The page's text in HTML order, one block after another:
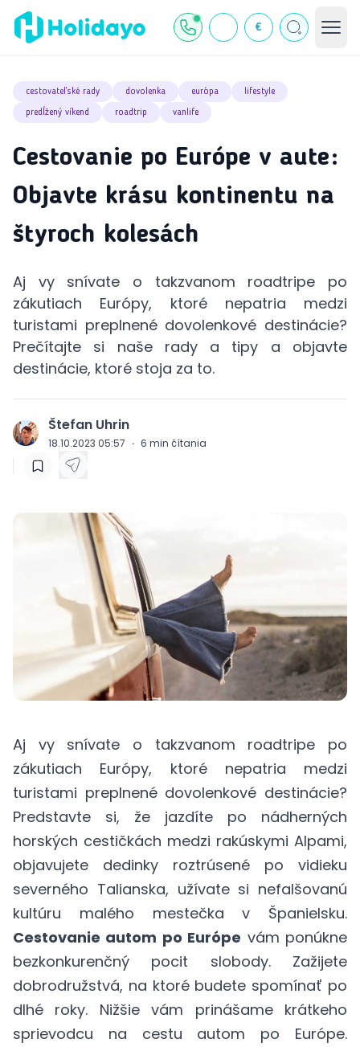
€
cestovateľské rady dovolenka európa lifestyle
predĺžený víkend roadtrip vanlife
Cestovanie po Európe v aute:
Objavte krásu kontinentu na
štyroch kolesách
Aj vy snívate o takzvanom roadtripe po
zákutiach Európy, ktoré nepatria medzi
turistami preplnené dovolenkové destinácie?
Prečítajte si naše rady a tipy a objavte
destinácie, ktoré stoja za to.
J Štefan Uhrin
18.10.2023 05:57 · 6 min čítania
Aj vy snívate o takzvanom roadtripe po
zákutiach Európy, ktoré nepatria medzi
turistami preplnené dovolenkové destinácie?
Predstavte si, že jazdíte po nádherných
horských cestičkách medzi rakúskymi Alpami,
objavujete dedinky roztrúsené po vidieku
severného Talianska, užívate si nefalšovanú
kultúru malého mestečka v Španielsku.
Cestovanie autom po Európe vám ponúkne
bezkonkurenčný pocit slobody. Zažijete
dobrodružstvá, na ktoré budete spomínať po
dlhé roky. Nižšie vám prinášame krátkeho
sprievodcu na cestu autom po Európe.